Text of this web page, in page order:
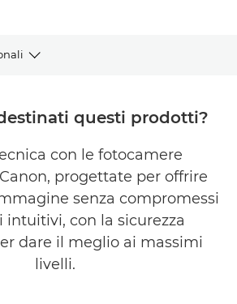
questi prodotti?
con le fotocamere
progettate per offrire
senza compromessi
intuitivi, con la sicurezza
dare il meglio ai massimi
livelli.